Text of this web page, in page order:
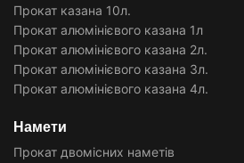
Прокат казана 10л.
Прокат алюмінієвого казана 1л
Прокат алюмінієвого казана 2л.
Прокат алюмінієвого казана 3л.
Прокат алюмінієвого казана 4л.
Намети
Прокат двомісних наметів